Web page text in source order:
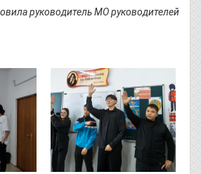
руководитель МО руководителей